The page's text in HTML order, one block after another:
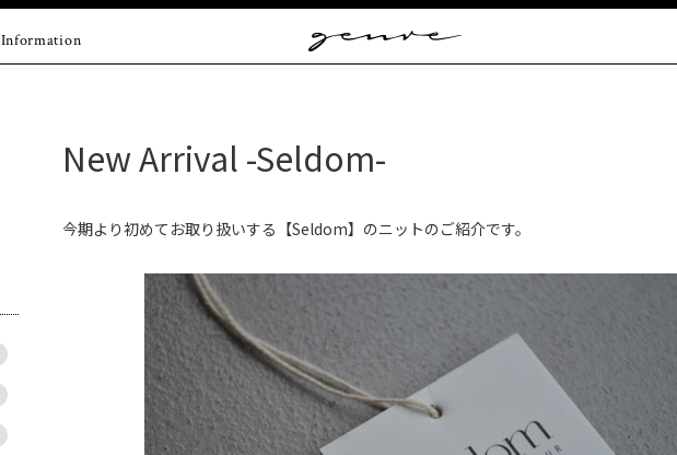
Vintage
Information
New Arrival -Seldom-
今期より初めてお取り扱いする【Seldom】のニットのご紹介です。